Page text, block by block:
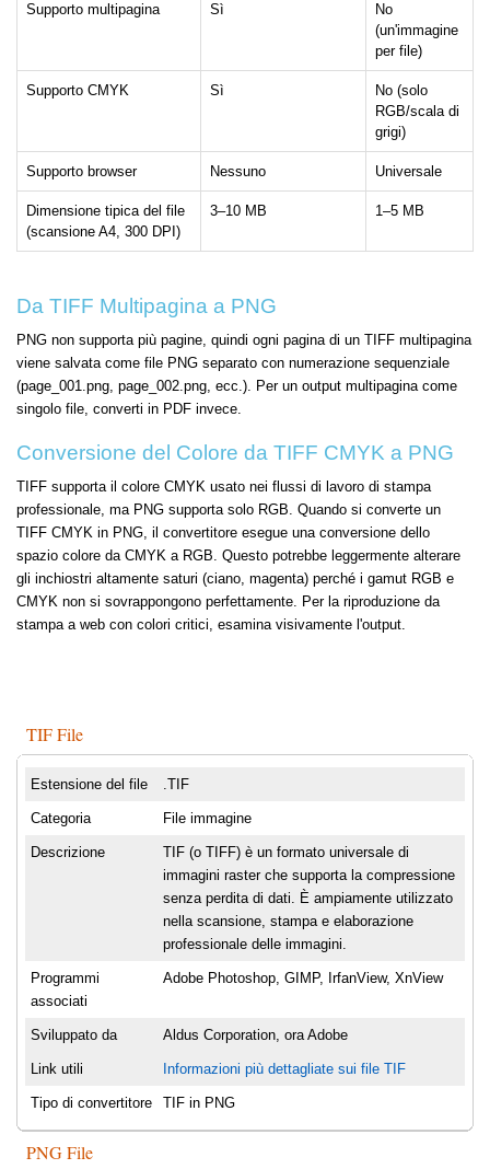
Supporto multipagina Sì
No
(un'immagine
per file)
Supporto CMYK Sì
No (solo
RGB/scala di
grigi)
Supporto browser Nessuno Universale
Dimensione tipica del file
(scansione A4, 300 DPI)
3–10 MB 1–5 MB
Da TIFF Multipagina a PNG
PNG non supporta più pagine, quindi ogni pagina di un TIFF multipagina
viene salvata come file PNG separato con numerazione sequenziale
(page_001.png, page_002.png, ecc.). Per un output multipagina come
singolo file, converti in PDF invece.
Conversione del Colore da TIFF CMYK a PNG
TIFF supporta il colore CMYK usato nei flussi di lavoro di stampa
professionale, ma PNG supporta solo RGB. Quando si converte un
TIFF CMYK in PNG, il convertitore esegue una conversione dello
spazio colore da CMYK a RGB. Questo potrebbe leggermente alterare
gli inchiostri altamente saturi (ciano, magenta) perché i gamut RGB e
CMYK non si sovrappongono perfettamente. Per la riproduzione da
stampa a web con colori critici, esamina visivamente l'output.
TIF File
Estensione del file .TIF
Categoria File immagine
Descrizione
TIF (o TIFF) è un formato universale di
immagini raster che supporta la compressione
senza perdita di dati. È ampiamente utilizzato
nella scansione, stampa e elaborazione
professionale delle immagini.
Programmi
associati
Adobe Photoshop, GIMP, IrfanView, XnView
Sviluppato da Aldus Corporation, ora Adobe
Link utili Informazioni più dettagliate sui file TIF
Tipo di convertitore TIF in PNG
PNG File